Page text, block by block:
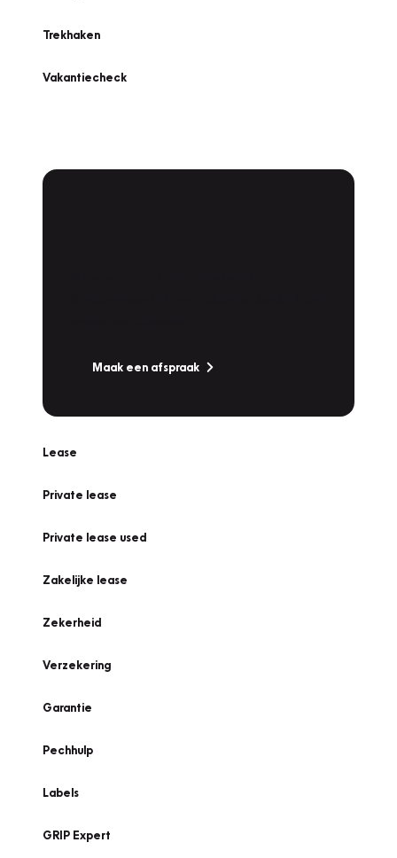
Trekhaken
Vakantiecheck
Maak een afspraak
Lease
Private lease
Private lease used
Zakelijke lease
Zekerheid
Verzekering
Garantie
Pechhulp
Labels
GRIP Expert